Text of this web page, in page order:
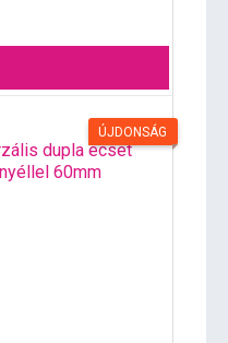
ÚJDONSÁG